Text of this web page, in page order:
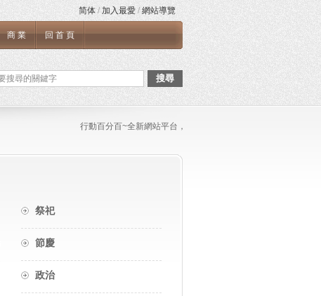
简体 / 加入最愛 /網站導覽
商業 回首頁
搜尋
行動百分百~全新網站平台，如果您需要張貼任何文章與連結，
祭祀
節慶
政治